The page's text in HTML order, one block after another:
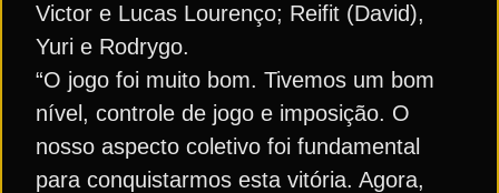
Victor e Lucas Lourenço; Reifit (David),
Yuri e Rodrygo.
“O jogo foi muito bom. Tivemos um bom
nível, controle de jogo e imposição. O
nosso aspecto coletivo foi fundamental
para conquistarmos esta vitória. Agora,